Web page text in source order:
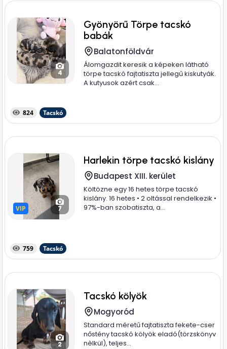
4
Gyönyörű Törpe tacskó
babák
Balatonföldvár
Álomgazdit keresik a képeken látható
törpe tacskó fajtatiszta jellegű kiskutyák.
A kutyusok azért csak...
824 Tacskó
VIP
VIP 7
Harlekin törpe tacskó kislány
Budapest XIII. kerület
Költözne egy 16 hetes törpe tacskó
kislány. 16 hetes • 2 oltással rendelkezik •
97%-ban szobatiszta, a...
759 Tacskó
2
Tacskó kölyök
Mogyoród
Standard méretű fajtatiszta fekete-cser
nőstény tacskó kölyök eladó(törzskönyv
nèlkül), teljes...